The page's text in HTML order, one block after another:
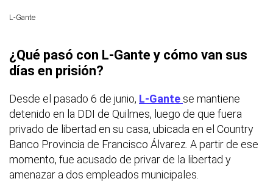
L-Gante
¿Qué pasó con L-Gante y cómo van sus
días en prisión?
Desde el pasado 6 de junio, L-Gante se mantiene
detenido en la DDI de Quilmes, luego de que fuera
privado de libertad en su casa, ubicada en el Country
Banco Provincia de Francisco Álvarez. A partir de ese
momento, fue acusado de privar de la libertad y
amenazar a dos empleados municipales.